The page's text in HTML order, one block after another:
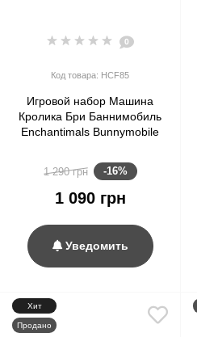
0
Код товара: HCF85
Игровой набор Машина
Кролика Бри Баннимобиль
Enchantimals Bunnymobile
1 290 грн
-16%
1 090 грн
Уведомить
Хит
Продано